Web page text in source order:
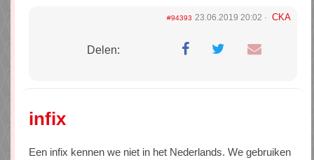
#94393 23.06.2019 20:02 CKA
Delen:
infix
Een infix kennen we niet in het Nederlands. We gebruiken